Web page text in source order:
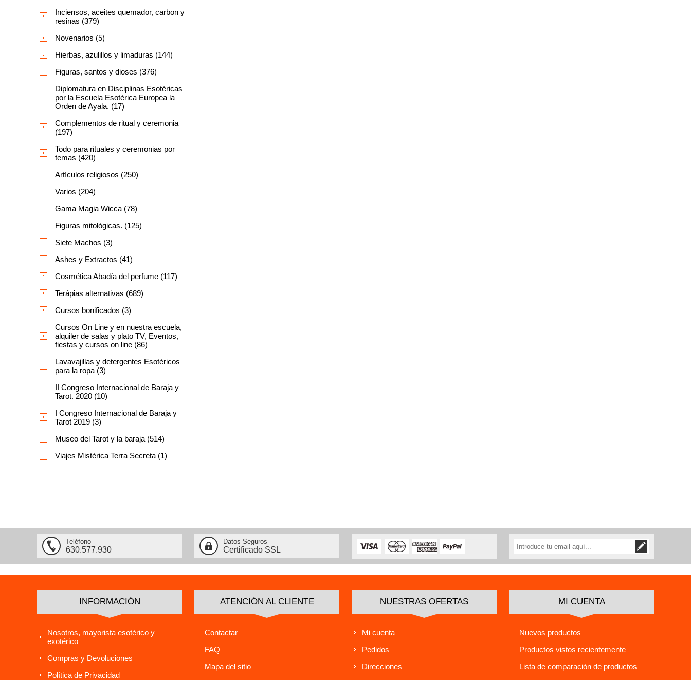
Inciensos, aceites quemador, carbon y
resinas (379)
Novenarios (5)
Hierbas, azulillos y limaduras (144)
Figuras, santos y dioses (376)
Diplomatura en Disciplinas Esotéricas
por la Escuela Esotérica Europea la
Orden de Ayala. (17)
Complementos de ritual y ceremonia
(197)
Todo para rituales y ceremonias por
temas (420)
Artículos religiosos (250)
Varios (204)
Gama Magia Wicca (78)
Figuras mitológicas. (125)
Siete Machos (3)
Ashes y Extractos (41)
Cosmética Abadía del perfume (117)
Terápias alternativas (689)
Cursos bonificados (3)
Cursos On Line y en nuestra escuela,
alquiler de salas y plato TV, Eventos,
fiestas y cursos on line (86)
Lavavajillas y detergentes Esotéricos
para la ropa (3)
II Congreso Internacional de Baraja y
Tarot. 2020 (10)
I Congreso Internacional de Baraja y
Tarot 2019 (3)
Museo del Tarot y la baraja (514)
Viajes Mistérica Terra Secreta (1)
Teléfono
630.577.930
Datos Seguros
Certificado SSL
INFORMACIÓN
Nosotros, mayorista esotérico y
exotérico
Compras y Devoluciones
Política de Privacidad
ATENCIÓN AL CLIENTE
Contactar
FAQ
Mapa del sitio
NUESTRAS OFERTAS
Mi cuenta
Pedidos
Direcciones
MI CUENTA
Nuevos productos
Productos vistos recientemente
Lista de comparación de productos